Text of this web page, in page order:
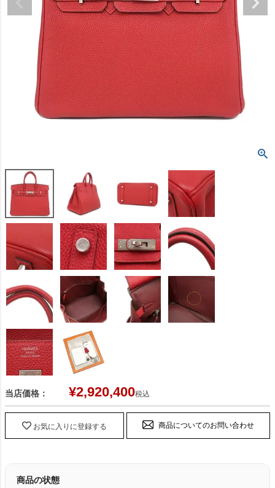
当店価格： ¥2,920,400税込
お気に入りに登録する 商品についてのお問い合わせ
商品の状態